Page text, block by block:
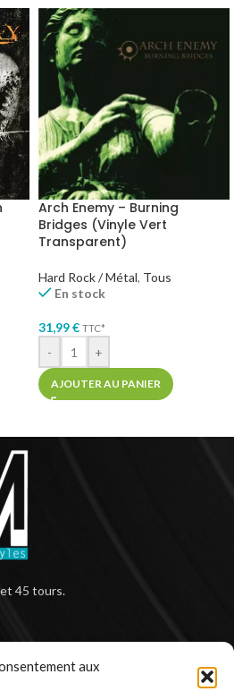
aux
Arch Enemy – Burning
Bridges (Vinyle Vert
Transparent)
Hard Rock / Métal, Tous
En stock
31,99€ TTC*
- +
AJOUTER AU PANIER
45 tours.